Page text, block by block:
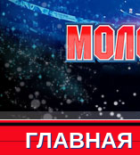
ГЛАВНАЯ